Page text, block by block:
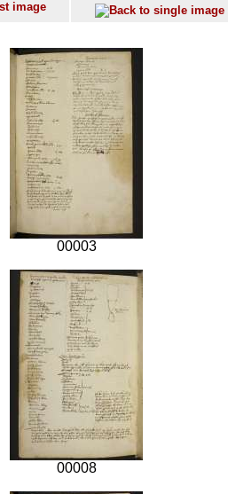
00003
00008